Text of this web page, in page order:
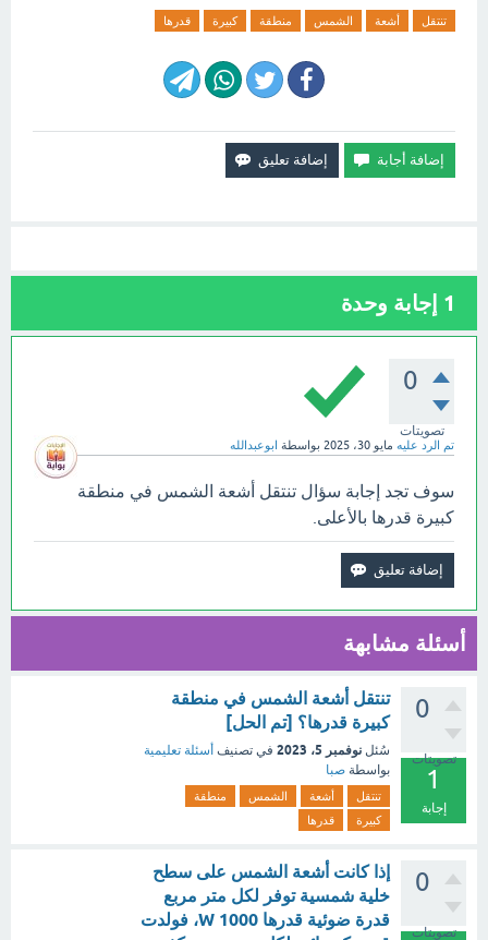
تنتقل أشعة الشمس منطقة كبيرة قدرها
1 إجابة وحدة
0
تصويتات
تم الرد عليه مايو 30، 2025 بواسطة ابوعبدالله
سوف تجد إجابة سؤال تنتقل أشعة الشمس في منطقة
كبيرة قدرها بالأعلى.
أسئلة مشابهة
0
تصويتات
1
إجابة
تنتقل أشعة الشمس في منطقة
كبيرة قدرها؟ [تم الحل]
سُئل نوفمبر 5، 2023 في تصنيف أسئلة تعليمية
بواسطة صبا
تنتقل أشعة الشمس
منطقة
كبيرة
قدرها
0
تصويتات
إذا كانت أشعة الشمس على سطح
خلية شمسية توفر لكل متر مربع
قدرة ضوئية قدرها 1000 W، فولدت